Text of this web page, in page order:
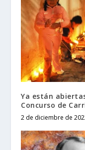
Ya están
Concurso de
2 de diciembre de